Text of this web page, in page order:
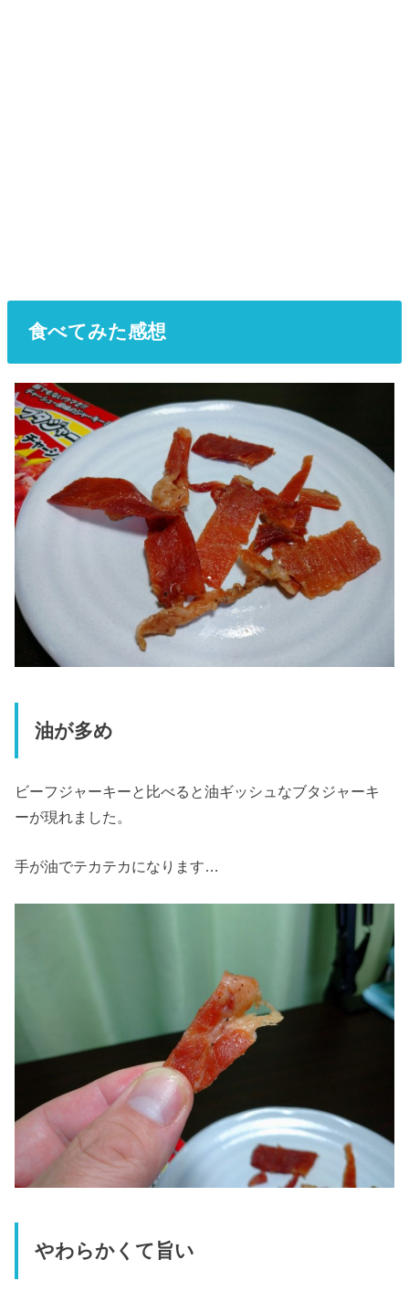
食べてみた感想
油が多め
ビーフジャーキーと比べると油ギッシュなブタジャーキ
ーが現れました。
手が油でテカテカになります…
やわらかくて旨い